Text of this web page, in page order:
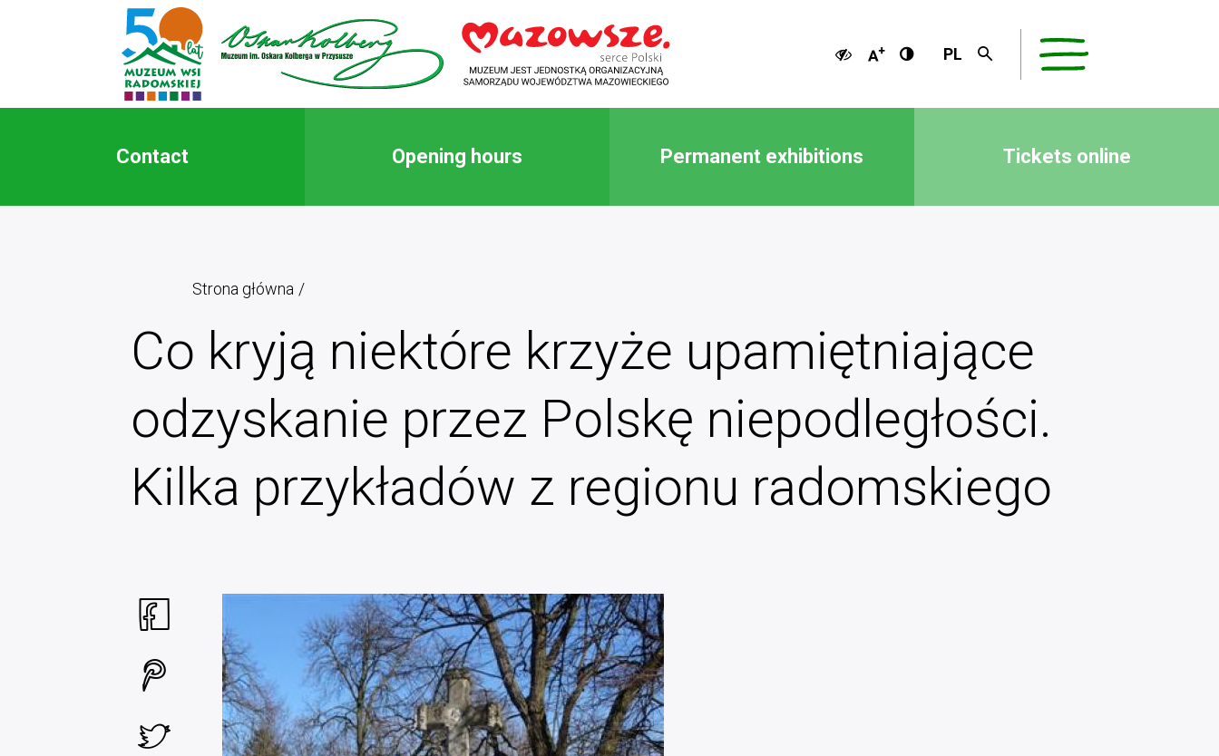
PL
Contact Opening hours Permanent exhibitions Tickets online
Strona główna
Co kryją niektóre krzyże upamiętniające
odzyskanie przez Polskę niepodległości.
Kilka przykładów z regionu radomskiego